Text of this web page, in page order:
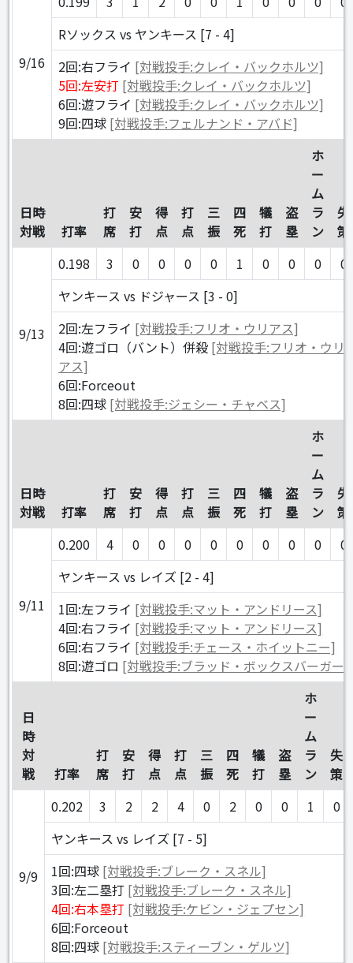
9/16
Rソックス vs ヤンキース [7 - 4]
2回:右フライ [対戦投手:クレイ・バックホルツ]
5回:左安打 [対戦投手:クレイ・バックホルツ]
6回:遊フライ [対戦投手:クレイ・バックホルツ]
9回:四球 [対戦投手:フェルナンド・アバド]
日時
対戦
打率
打
席
安
打
得
点
打
点
三
振
四
死
犠
打
盗
塁
ホ
ー
ム
ラ
ン
失
策
9/13
0.198 3 0 0 0 0 1 0 0 0
0
ヤンキース vs ドジャース [3 - 0]
2回:左フライ [対戦投手:フリオ・ウリアス]
4回:遊ゴロ（バント）併殺 [対戦投手:フリオ・ウリ
アス]
6回:Forceout
8回:四球 [対戦投手:ジェシー・チャベス]
日時
対戦
打率
打
席
安
打
得
点
打
点
三
振
四
死
犠
打
盗
塁
ホ
ー
ム
ラ
ン
失
策
9/11
0.200 4 0 0 0 0 0 0 0 0
0
ヤンキース vs レイズ [2 - 4]
1回:左フライ [対戦投手:マット・アンドリース]
4回:右フライ [対戦投手:マット・アンドリース]
6回:右フライ [対戦投手:チェース・ホイットニー]
8回:遊ゴロ [対戦投手:ブラッド・ボックスバーガー]
日
時
対
戦
打率
打
席
安
打
得
点
打
点
三
振
四
死
犠
打
盗
塁
ホ
ー
ム
ラ
ン
失
策
9/9
0.202 3 2 2 4 0 2 0 0 1
0
ヤンキース vs レイズ [7 - 5]
1回:四球 [対戦投手:ブレーク・スネル]
3回:左二塁打 [対戦投手:ブレーク・スネル]
4回:右本塁打 [対戦投手:ケビン・ジェプセン]
6回:Forceout
8回:四球 [対戦投手:スティーブン・ゲルツ]